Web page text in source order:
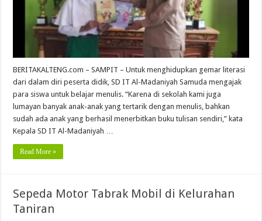
BERITAKALTENG.com – SAMPIT – Untuk menghidupkan gemar literasi
dari dalam diri peserta didik, SD IT Al-Madaniyah Samuda mengajak
para siswa untuk belajar menulis. “Karena di sekolah kami juga
lumayan banyak anak-anak yang tertarik dengan menulis, bahkan
sudah ada anak yang berhasil menerbitkan buku tulisan sendiri,” kata
Kepala SD IT Al-Madaniyah …
Read More »
Sepeda Motor Tabrak Mobil di Kelurahan
Taniran